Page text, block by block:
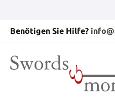
Benötigen Sie Hilfe?